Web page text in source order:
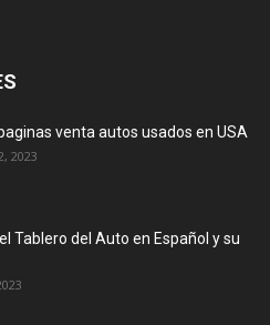
venta autos usados en USA
2023
Tablero del Auto en Español y su